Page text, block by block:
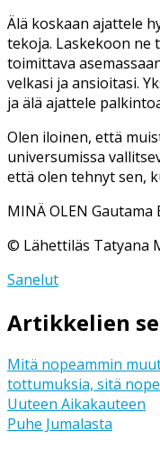
Älä koskaan ajattele
tekoja. Laskekoon ne
toimittava
velkasi ja ansioitasi.
ja älä ajattele
Olen iloinen, että
universumissa
että olen tehnyt sen,
MINÄ OLEN Gautama
© Lähettiläs Tatyana
Sanelut
Artikkelien
Mitä nopeammin
tottumuksia, sitä
Uuteen Aikakauteen
Puhe Jumalasta